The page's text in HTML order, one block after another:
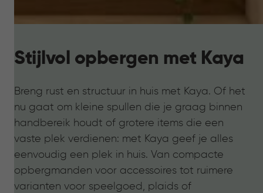
Stijlvol opbergen met Kaya
Breng rust en structuur in huis met Kaya. Of het
nu gaat om kleine spullen die je graag binnen
handbereik houdt of grotere items die een
vaste plek verdienen: met Kaya geef je alles
eenvoudig een plek in huis. Van compacte
opbergmanden voor accessoires tot ruimere
varianten voor speelgoed, plaids of